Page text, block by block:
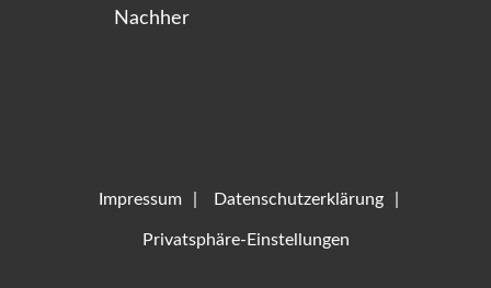
Nachher
Impressum Datenschutzerklärung
Privatsphäre-Einstellungen